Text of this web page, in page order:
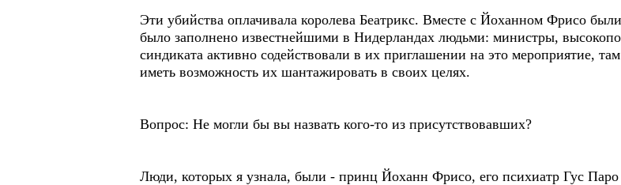
Эти убийства оплачивала королева Беатрикс. Вместе с Йоханном Фрисо
было заполнено известнейшими в Нидерландах людьми: министры,
синдиката активно содействовали в их приглашении на это мероприятие,
иметь возможность их шантажировать в своих целях.
Вопрос: Не могли бы вы назвать кого-то из присутствовавших?
Люди, которых я узнала, были - принц Йоханн Фрисо, его психиатр Гус